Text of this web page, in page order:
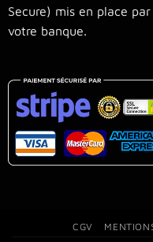
Secure) mis en place par
votre banque.
CGV